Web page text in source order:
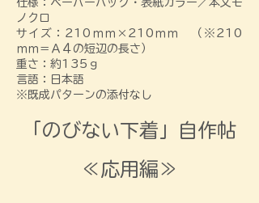
​仕様：ペーパーバック・ 表紙カラー／本文モ
ノクロ
サイズ：210ｍｍ×210ｍｍ （​※210
ｍｍ＝Ａ４の短辺の長さ）​
重さ：約135ｇ
​言語：日本語
​※既成パターンの添付なし​​​​​​
​「のびない下着」自作帖
≪応用編≫